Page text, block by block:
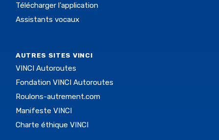
Télécharger l'application
Assistants vocaux
AUTRES SITES VINCI
VINCI Autoroutes
Fondation VINCI Autoroutes
Roulons-autrement.com
Manifeste VINCI
Charte éthique VINCI